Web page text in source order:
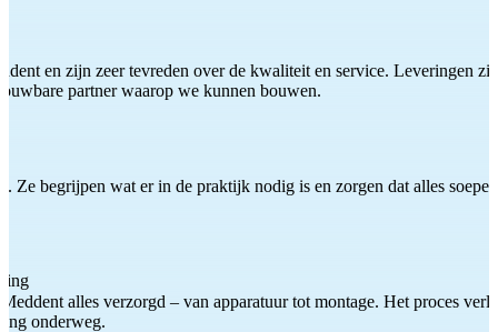
en zijn zeer tevreden over de kwaliteit en service. Leveringen
partner waarop we kunnen bouwen.
Ze begrijpen wat er in de praktijk nodig is en zorgen dat alles
alles verzorgd – van apparatuur tot montage. Het proces
onderweg.